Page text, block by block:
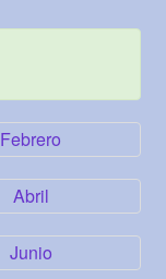
Febrero
Abril
Junio